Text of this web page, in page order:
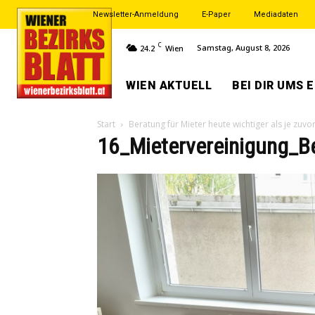
Newsletter-Anmeldung E-Paper Mediadaten
24.2 C Wien Samstag, August 8, 2026
WIEN AKTUELL BEI DIR UMS
Start Beratung für Mieter heute wichtiger als je